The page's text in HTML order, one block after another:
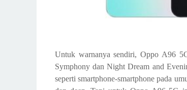
Untuk warnanya sendiri, Oppo A96
Symphony dan Night Dream and
seperti smartphone-smartphone pada